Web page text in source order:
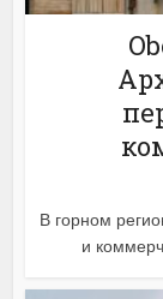
В горном
и